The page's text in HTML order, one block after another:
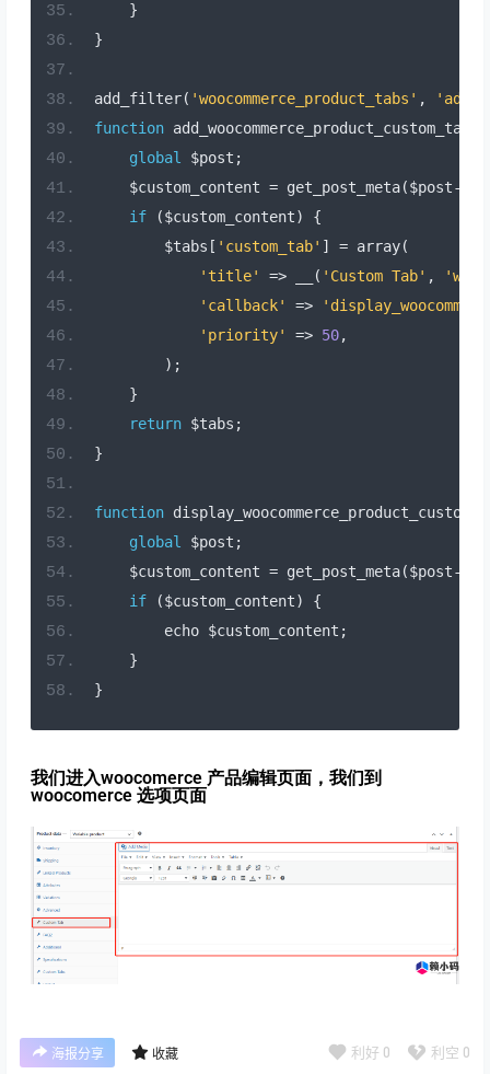
}
}
add_filter( 'woocommerce_product_tabs' ,
function add_woocommerce_product_custom_tab
global
$post ;
    $custom_content
= get_post_meta($post->
if
($custom_content)
{
        $tabs
[ 'custom_tab' ] = array(
'title'
=> __ ( 'Custom Tab' ,
'callback'
=>
'priority'
=> 50,
);
}
return $tabs ;
}
function
global
$post ;
    $custom_content
= get_post_meta($post->
if
($custom_content)
{
        echo $custom_content
;
}
}
我们进入woocomerce 产品编辑页面，我们到
woocomerce 选项页面
海报分享 收藏 利好 0 利空 0